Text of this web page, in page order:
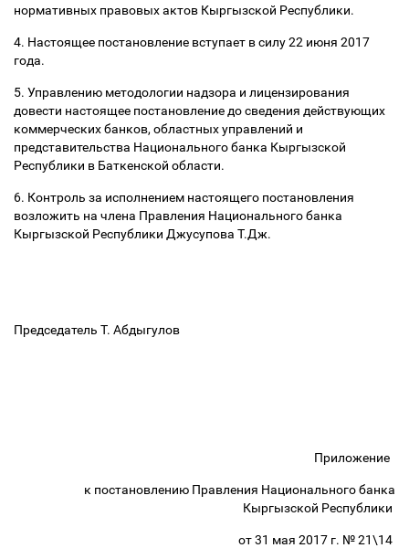
нормативных правовых актов Кыргызской Республики.
4. Настоящее постановление вступает в силу 22 июня 2017
года.
5. Управлению методологии надзора и лицензирования
довести настоящее постановление до сведения действующих
коммерческих банков, областных управлений и
представительства Национального банка Кыргызской
Республики в Баткенской области.
6. Контроль за исполнением настоящего постановления
возложить на члена Правления Национального банка
Кыргызской Республики Джусупова Т.Дж.
Председатель Т. Абдыгулов
Приложение
к постановлению Правления Национального банка
Кыргызской Республики
от 31 мая 2017 г. № 21\14